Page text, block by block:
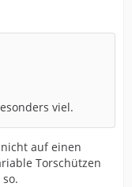
viel.
auf einen
Torschützen